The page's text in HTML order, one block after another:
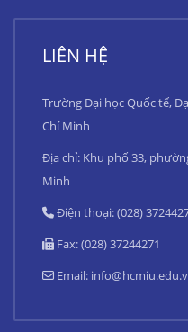
LIÊN HỆ
Trường Đại học Quốc tế,
Chí Minh
Địa chỉ: Khu phố 33,
Minh
Điện thoại: (028)
Fax: (028) 37244271
Email: